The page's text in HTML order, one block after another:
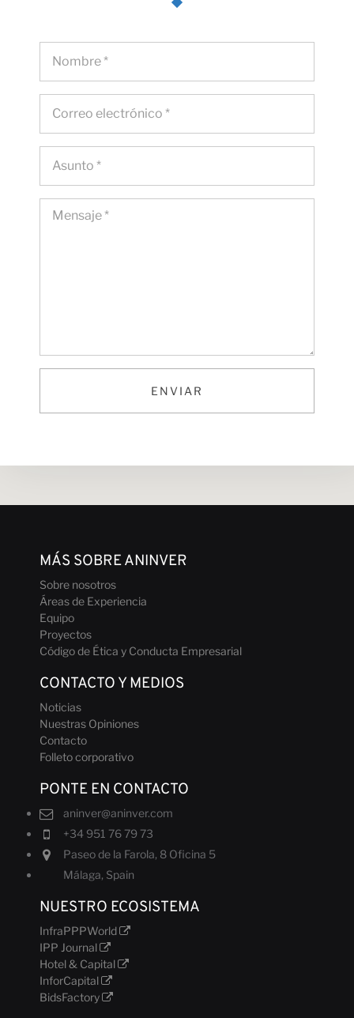
Nuestras
Carreras
Colabora
con
nosotros
Noticias
ENVIAR
MÁS SOBRE ANINVER
Sobre nosotros
Áreas de Experiencia
Equipo
Proyectos
Código de Ética y Conducta Empresarial
CONTACTO Y MEDIOS
Noticias
Nuestras Opiniones
Contacto
Folleto corporativo
PONTE EN CONTACTO
aninver@aninver.com
+34 951 76 79 73
Paseo de la Farola, 8 Oficina 5
Málaga, Spain
NUESTRO ECOSISTEMA
InfraPPPWorld
IPP Journal
Hotel & Capital
InforCapital
BidsFactory